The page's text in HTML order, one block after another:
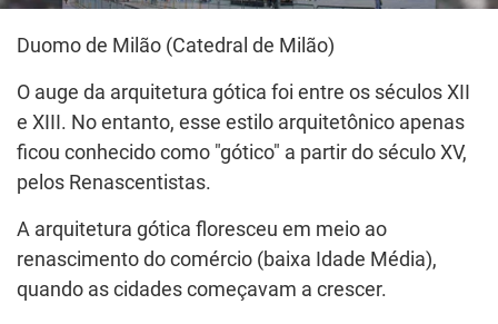
Duomo de Milão (Catedral de Milão)
O auge da arquitetura gótica foi entre os séculos XII
e XIII. No entanto, esse estilo arquitetônico apenas
ficou conhecido como "gótico" a partir do século XV,
pelos Renascentistas.
A arquitetura gótica floresceu em meio ao
renascimento do comércio (baixa Idade Média),
quando as cidades começavam a crescer.